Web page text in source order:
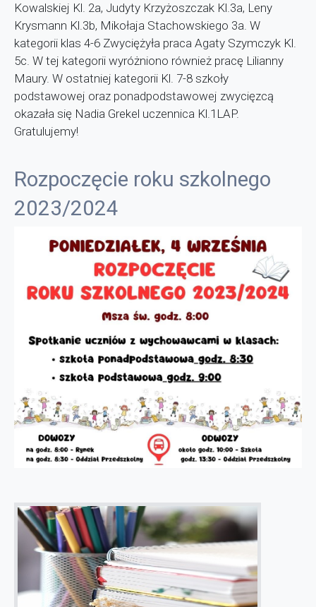
Kowalskiej Kl. 2a, Judyty Krzyżoszczak Kl.3a, Leny
Krysmann Kl.3b, Mikołaja Stachowskiego 3a. W
kategorii klas 4-6 Zwyciężyła praca Agaty Szymczyk Kl.
5c. W tej kategorii wyróżniono również pracę Lilianny
Maury. W ostatniej kategorii Kl. 7-8 szkoły
podstawowej oraz ponadpodstawowej zwycięzcą
okazała się Nadia Grekel uczennica Kl.1LAP.
Gratulujemy!
Rozpoczęcie roku szkolnego
2023/2024